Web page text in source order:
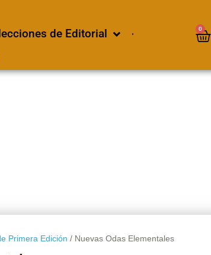
de Editorial
0
Primera Edición / Nuevas Odas Elementales